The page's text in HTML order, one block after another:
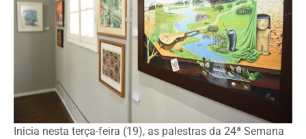
Inicia nesta terça-feira (19), as palestras da 24ª Semana